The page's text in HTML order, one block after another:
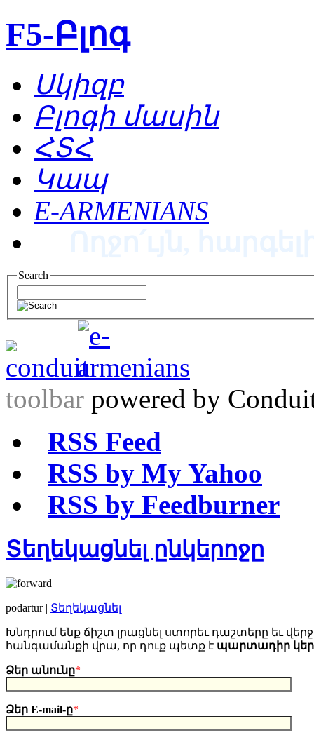
F5-Բլոգ
Սկիզբ
Բլոգի մասին
ՀՏՀ
Կապ
E-ARMENIANS
Search
toolbar powered by
RSS Feed
RSS by My Yahoo
RSS by Feedburner
Տեղեկացնել ընկերոջը
podartur | Տեղեկացնել
Խնդրում ենք ճիշտ լրացնել ստորեւ դաշտերը եւ
հանգամանքի վրա, որ դուք պետք է պարտադիր
Ձեր անունը*
Ձեր E-mail-ը*